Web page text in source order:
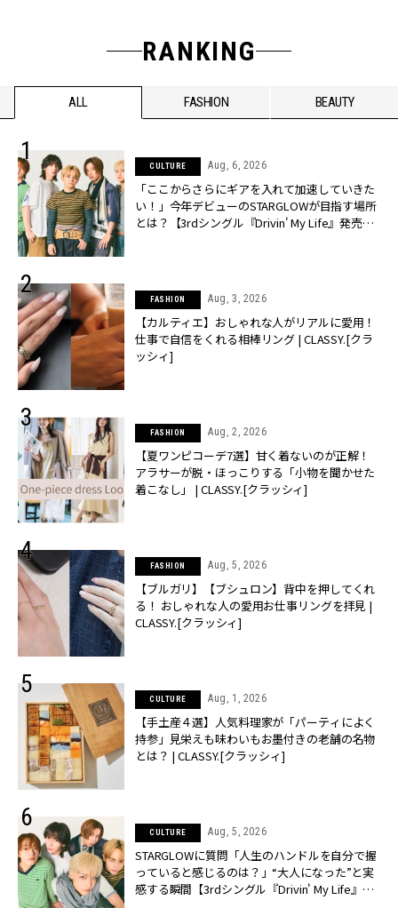
RANKING
ALL FASHION BEAUTY
CULTURE Aug, 6, 2026
「ここからさらにギアを入れて加速していきた
い！」今年デビューのSTARGLOWが目指す場所
とは？【3rdシングル『Drivin' My Life』発売】 |
FASHION Aug, 3, 2026
【カルティエ】おしゃれな人がリアルに愛用！
仕事で自信をくれる相棒リング | CLASSY.[クラ
ッシィ]
FASHION Aug, 2, 2026
【夏ワンピコーデ7選】甘く着ないのが正解！
アラサーが脱・ほっこりする「小物を聞かせた
着こなし」 | CLASSY.[クラッシィ]
FASHION Aug, 5, 2026
【ブルガリ】【ブシュロン】背中を押してくれ
る！ おしゃれな人の愛用お仕事リングを拝見 |
CLASSY.[クラッシィ]
CULTURE Aug, 1, 2026
【手土産４選】人気料理家が「パーティによく
持参」見栄えも味わいもお墨付きの老舗の名物
とは？ | CLASSY.[クラッシィ]
CULTURE Aug, 5, 2026
STARGLOWに質問「人生のハンドルを自分で握
っていると感じるのは？」“大️人になった”と実
感する瞬間【3rdシングル『Drivin' My Life』発